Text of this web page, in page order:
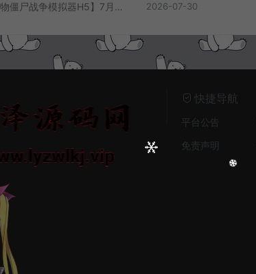
三网H5塔防游戏【植物僵尸战争模拟器H5】7月最新整理Linux手工服务端+Win一键服务端+解压即玩+简易安卓客户端+详细搭建教程 2026-07-30
快捷导航
平台公告
免责声明